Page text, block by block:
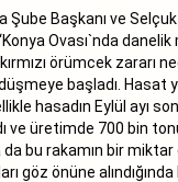
Şube Başkanı ve
Ovası`nda
örümcek zararı
başladı. Hasat
hasadın Eylül ayı
ve üretimde 700 bin
bu rakamın bir
göz önüne